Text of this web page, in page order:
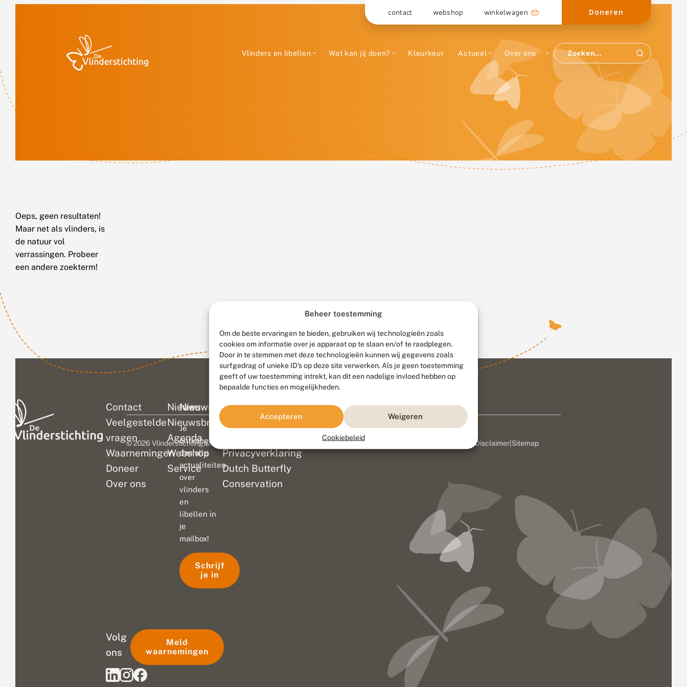
Beheer toestemming
Om de beste ervaringen te bieden, gebruiken wij technologieën zoals
cookies om informatie over je apparaat op te slaan en/of te raadplegen.
Door in te stemmen met deze technologieën kunnen wij gegevens zoals
surfgedrag of unieke ID's op deze site verwerken. Als je geen toestemming
geeft of uw toestemming intrekt, kan dit een nadelige invloed hebben op
bepaalde functies en mogelijkheden.
Accepteren Weigeren
Cookiebeleid
contact webshop winkelwagen Doneren
Vlinders en libellen Wat kan jij doen? Kleurkeur Actueel Over ons
Oeps, geen resultaten!
Maar net als vlinders, is
de natuur vol
verrassingen. Probeer
een andere zoekterm!
Contact
Veelgestelde
vragen
Waarnemingen
Doneer
Over ons
Nieuws
Nieuwsbrief
Agenda
Webshop
Service
Colofon
Disclaimer
Privacyverklaring
Dutch Butterfly
Conservation
Nieuwsbrief
Je
ontvangt
dan alle
actualiteiten
over
vlinders
en
libellen in
je
mailbox!
Schrijf
je in
Volg
ons
Meld
waarnemingen
© 2026 Vlinderstichting|Duurzaam ontwikkeld door Go2People, ontworpen door Disclaimer Sitemap